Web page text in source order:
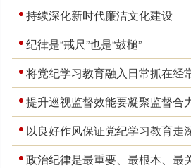
持续深化新时代廉洁文化建设
纪律是“戒尺”也是“鼓槌”
将党纪学习教育融入日常抓在经
提升巡视监督效能要凝聚监督合
以良好作风保证党纪学习教育走
政治纪律是最重要、最根本、最